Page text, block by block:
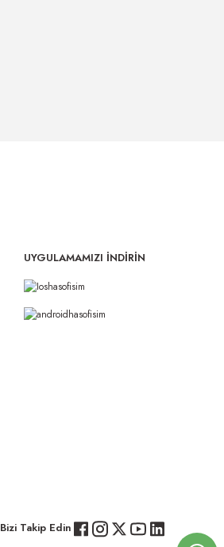
UYGULAMAMIZI İNDİRİN
Bizi Takip Edin